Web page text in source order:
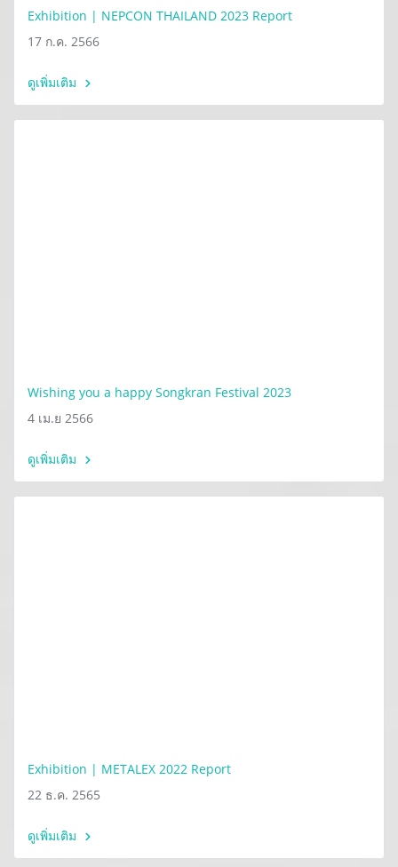
Exhibition | NEPCON THAILAND 2023 Report
17 ก.ค. 2566
ดูเพิ่มเติม
Wishing you a happy Songkran Festival 2023
4 เม.ย 2566
ดูเพิ่มเติม
Exhibition | METALEX 2022 Report
22 ธ.ค. 2565
ดูเพิ่มเติม